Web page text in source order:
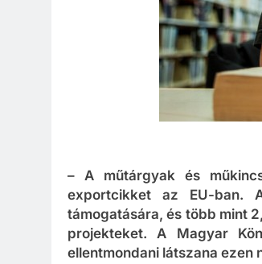
– A műtárgyak és
exportcikket az EU-ban.
támogatására, és több mint
projekteket. A Magyar
ellentmondani látszana